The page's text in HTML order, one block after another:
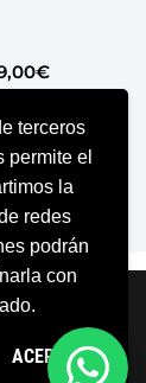
terceros
permite el
la
redes
podrán
con
ACEPTO
€
CARRITO